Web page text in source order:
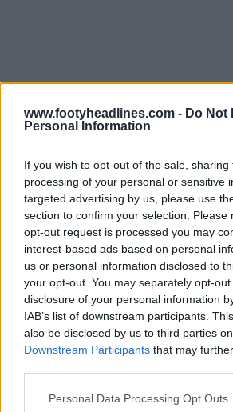
www.footyheadlines.com - Do Not
Personal Information
If you wish to opt-out of the sale,
processing of your personal or sensitive
targeted advertising by us, please use
section to confirm your selection. Please
opt-out request is processed you may
interest-based ads based on personal
us or personal information disclosed to
your opt-out. You may separately opt-
disclosure of your personal information
IAB’s list of downstream participants.
also be disclosed by us to third parties
Downstream Participants that may
Personal Data Processing Opt Outs
Camisa reserva do Club América